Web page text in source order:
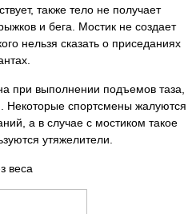
также тело не получает
и бега. Мостик не создает
нельзя сказать о приседаниях
при выполнении подъемов таза,
Некоторые спортсмены жалуются
а в случае с мостиком такое
утяжелители.
веса